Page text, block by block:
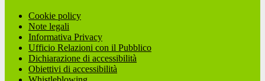
Cookie policy
Note legali
Informativa Privacy
Ufficio Relazioni con il Pubblico
Dichiarazione di accessibilità
Obiettivi di accessibilità